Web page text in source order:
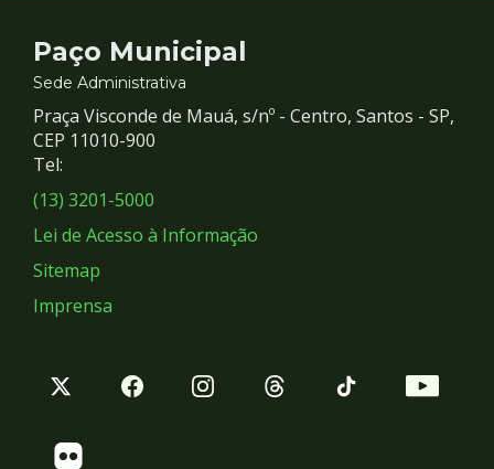
Contato
e
Redes
Sociais
Paço Municipal
Sede Administrativa
Praça Visconde de Mauá, s/nº - Centro, Santos - SP,
CEP 11010-900
Tel:
(13) 3201-5000
Lei de Acesso à Informação
Sitemap
Imprensa